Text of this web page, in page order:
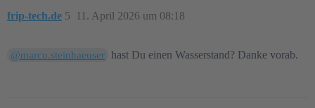
frip-tech.de 11. April 2026 um 08:18
5
@marco.steinhaeuser hast Du einen Wasserstand? Danke vorab.